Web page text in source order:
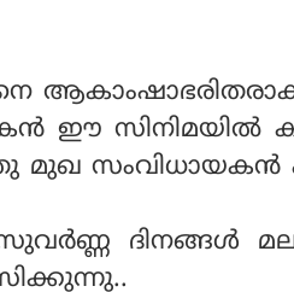
ഈ സിനിമയില്‍
സംവിധായകന്‍
ദിനങ്ങള്‍